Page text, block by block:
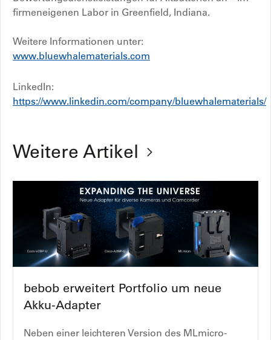
firmeneigenen Labor in Greenfield, Indiana.
Weitere Informationen unter:
www.bluewhalematerials.com
LinkedIn:
https://www.linkedin.com/company/bluewhalematerials/
Weitere Artikel
bebob erweitert Portfolio um neue
Akku-Adapter
Neben einer leichteren Version des MLmicro-